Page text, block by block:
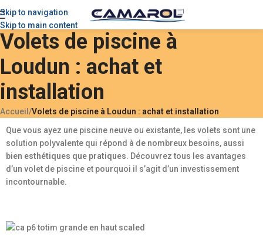
Skip to navigation
Skip to main content
Volets de piscine à
Loudun : achat et
installation
Accueil /Volets de piscine à Loudun : achat et installation
Que vous ayez une piscine neuve ou existante, les volets sont une
solution polyvalente qui répond à de nombreux besoins, aussi
bien esthétiques que pratiques. Découvrez tous les avantages
d’un volet de piscine et pourquoi il s’agit d’un investissement
incontournable.